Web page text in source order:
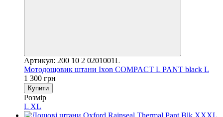
Артикул: 200 10 2 0201001L
Мотодощовик штани Ixon COMPACT L PANT black L
1 300 грн
Купити
Розмір
L XL